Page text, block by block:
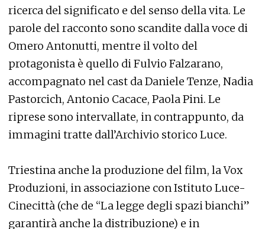
ricerca del significato e del senso della vita. Le
parole del racconto sono scandite dalla voce di
Omero Antonutti, mentre il volto del
protagonista è quello di Fulvio Falzarano,
accompagnato nel cast da Daniele Tenze, Nadia
Pastorcich, Antonio Cacace, Paola Pini. Le
riprese sono intervallate, in contrappunto, da
immagini tratte dall’Archivio storico Luce.
Triestina anche la produzione del film, la Vox
Produzioni, in associazione con Istituto Luce-
Cinecittà (che de “La legge degli spazi bianchi”
garantirà anche la distribuzione) e in